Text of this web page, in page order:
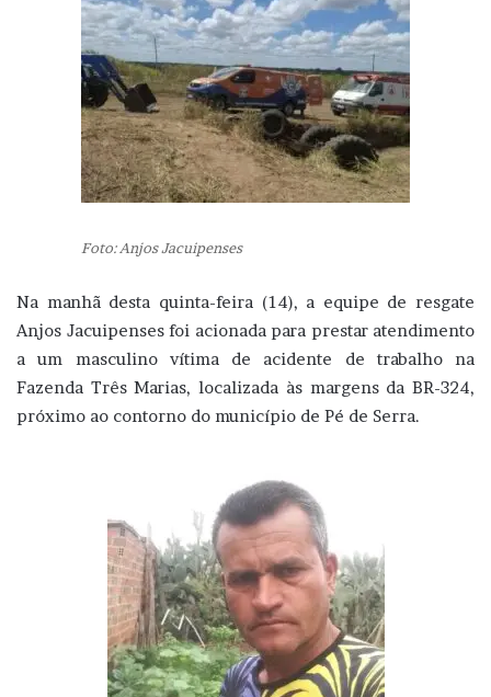
Foto: Anjos Jacuipenses
Na manhã desta quinta-feira (14), a equipe de resgate
Anjos Jacuipenses foi acionada para prestar atendimento
a um masculino vítima de acidente de trabalho na
Fazenda Três Marias, localizada às margens da BR-324,
próximo ao contorno do município de Pé de Serra.